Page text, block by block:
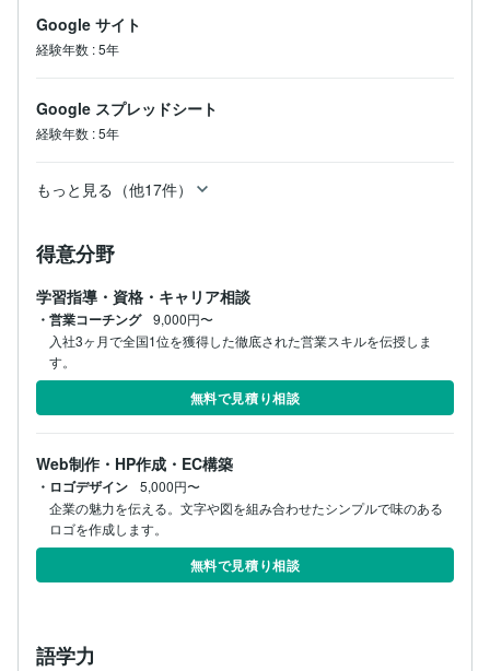
Google サイト
経験年数 :5年
Google スプレッドシート
経験年数 :5年
もっと見る（他17件）
得意分野
学習指導・資格・キャリア相談
・営業コーチング
9,000円〜
入社3ヶ月で全国1位を獲得した徹底された営業スキルを伝授しま
す。
無料で見積り相談
Web制作・HP作成・EC構築
・ロゴデザイン
5,000円〜
企業の魅力を伝える。文字や図を組み合わせたシンプルで味のある
ロゴを作成します。
無料で見積り相談
語学力